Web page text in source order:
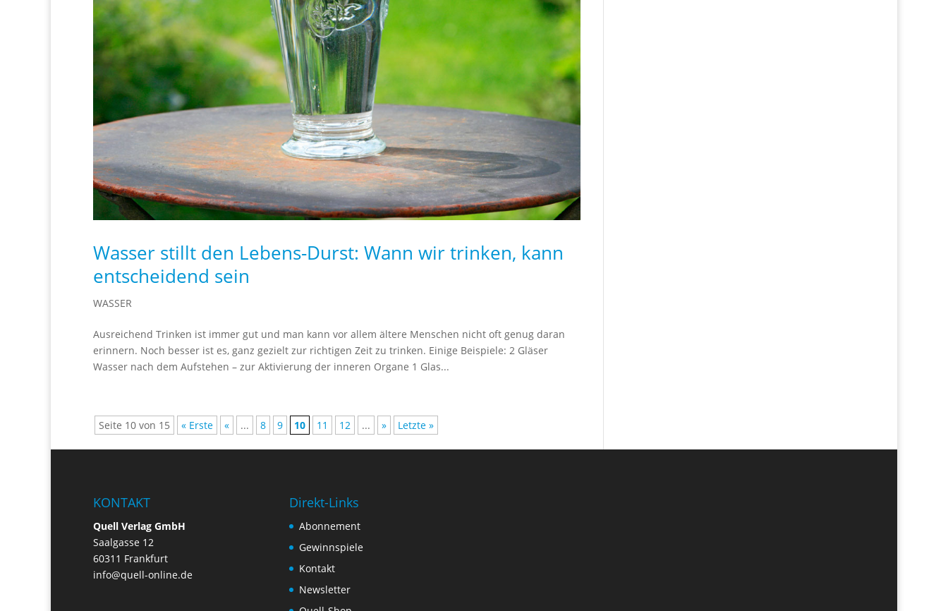
Wasser stillt den Lebens-Durst: Wann wir trinken, kann
entscheidend sein
WASSER
Ausreichend Trinken ist immer gut und man kann vor allem ältere Menschen nicht oft genug daran
erinnern. Noch besser ist es, ganz gezielt zur richtigen Zeit zu trinken. Einige Beispiele: 2 Gläser
Wasser nach dem Aufstehen – zur Aktivierung der inneren Organe 1 Glas...
Seite 10 von 15 « Erste « ... 8 9 10 11 12 ... » Letzte »
KONTAKT
Quell Verlag GmbH
Saalgasse 12
60311 Frankfurt
info@quell-online.de
Direkt-Links
Abonnement
Gewinnspiele
Kontakt
Newsletter